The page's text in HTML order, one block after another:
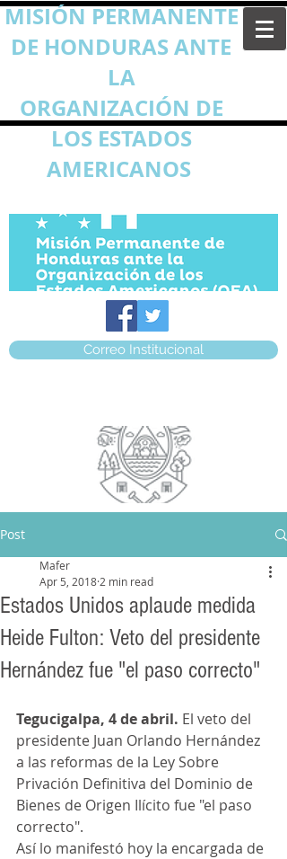
MISIÓN PERMANENTE
DE HONDURAS ANTE
LA
ORGANIZACIÓN DE
LOS ESTADOS
AMERICANOS
Correo Institucional
Post
Estados Unidos aplaude medida
Heide Fulton: Veto del presidente
Hernández fue "el paso correcto"
Mafer
Apr 5, 2018 2 min read
Tegucigalpa, 4 de abril. El veto del
presidente Juan Orlando Hernández
a las reformas de la Ley Sobre
Privación Definitiva del Dominio de
Bienes de Origen Ilícito fue "el paso
correcto".
Así lo manifestó hoy la encargada de